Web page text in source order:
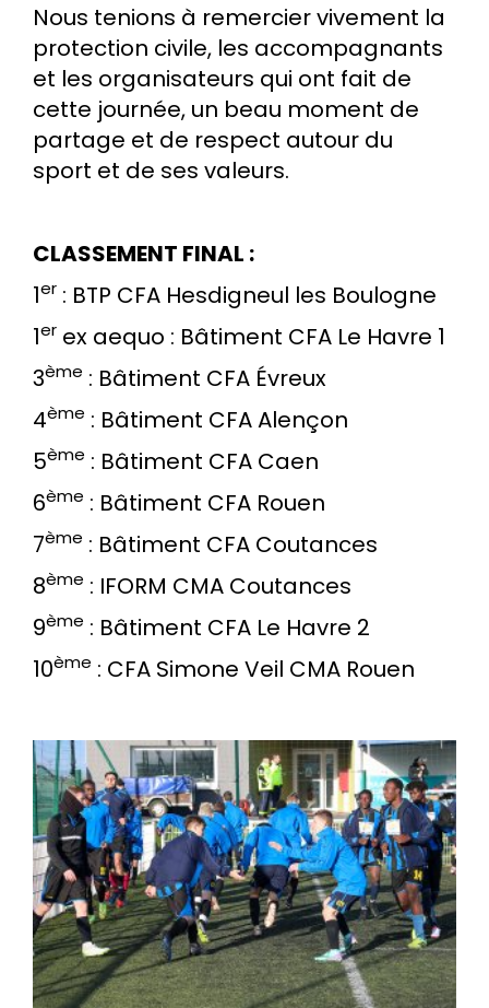
Nous tenions à remercier vivement la
protection civile, les accompagnants
et les organisateurs qui ont fait de
cette journée, un beau moment de
partage et de respect autour du
sport et de ses valeurs.
CLASSEMENT FINAL :
1er : BTP CFA Hesdigneul les Boulogne
1er ex aequo : Bâtiment CFA Le Havre 1
3ème : Bâtiment CFA Évreux
4ème : Bâtiment CFA Alençon
5ème : Bâtiment CFA Caen
6ème : Bâtiment CFA Rouen
7ème : Bâtiment CFA Coutances
8ème : IFORM CMA Coutances
9ème : Bâtiment CFA Le Havre 2
10ème : CFA Simone Veil CMA Rouen